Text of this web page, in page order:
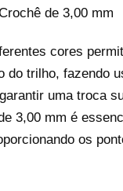
de 3,00 mm
cores
do trilho, fazendo
uma troca
3,00 mm é
os